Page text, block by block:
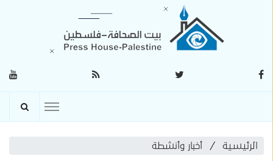
الرئيسية أخبار وأنشطة